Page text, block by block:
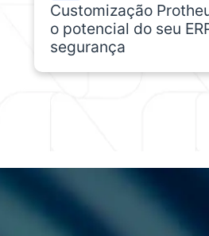
Customização
o potencial do seu
segurança